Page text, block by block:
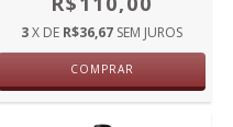
3X DE R$36,67 SEM JUROS
COMPRAR